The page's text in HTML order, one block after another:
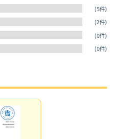
(5件)
(2件)
(0件)
(0件)